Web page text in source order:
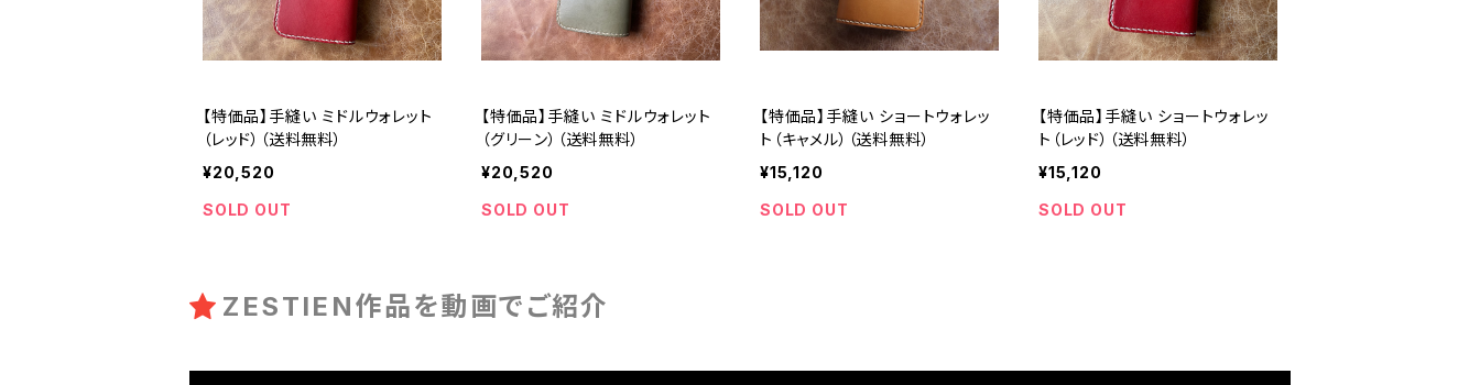
【特価品】手縫い ミドルウォレット
（レッド）（送料無料）
¥20,520
SOLD OUT
【特価品】手縫い ミドルウォレット
（グリーン）（送料無料）
¥20,520
SOLD OUT
【特価品】手縫い ショートウォレッ
ト（キャメル）（送料無料）
¥15,120
SOLD OUT
【特価品】手縫い ショートウォレッ
ト（レッド）（送料無料）
¥15,120
SOLD OUT
ZESTIEN作品を動画でご紹介